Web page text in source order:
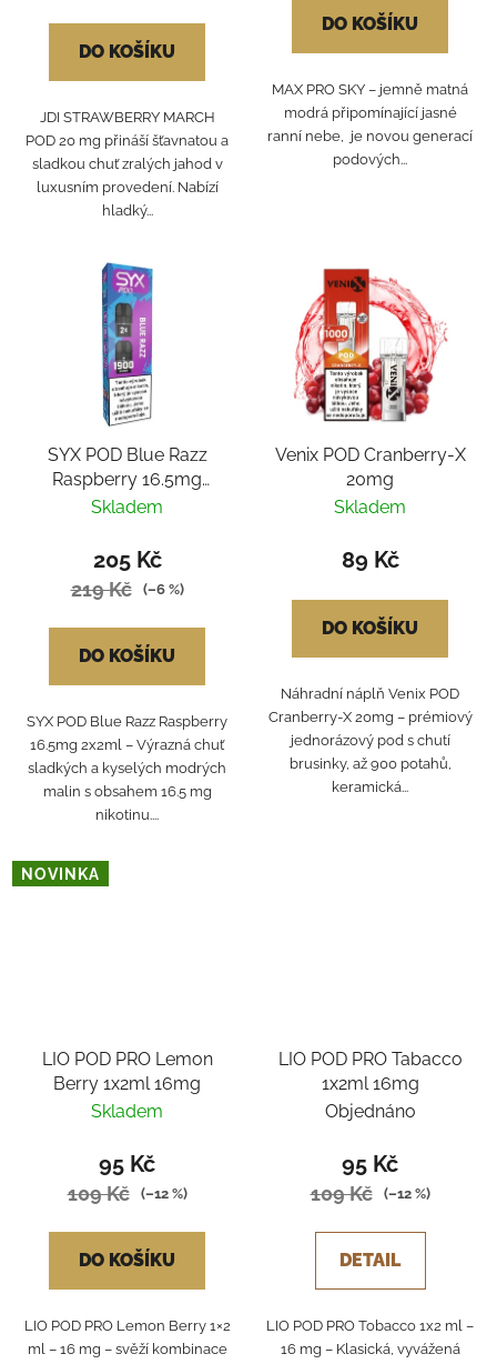
DO KOŠÍKU
JDI STRAWBERRY MARCH
POD 20 mg přináší šťavnatou a
sladkou chuť zralých jahod v
luxusním provedení. Nabízí
hladký...
DO KOŠÍKU
MAX PRO SKY – jemně matná
modrá připomínající jasné
ranní nebe, je novou generací
podových...
SYX POD Blue Razz
Raspberry 16.5mg
2x2ml
Skladem
205 Kč
219 Kč (–6 %)
DO KOŠÍKU
SYX POD Blue Razz Raspberry
16.5mg 2x2ml – Výrazná chuť
sladkých a kyselých modrých
malin s obsahem 16.5 mg
nikotinu....
Venix POD Cranberry-X
20mg
Skladem
89 Kč
DO KOŠÍKU
Náhradní náplň Venix POD
Cranberry-X 20mg – prémiový
jednorázový pod s chutí
brusinky, až 900 potahů,
keramická...
NOVINKA
LIO POD PRO Lemon
Berry 1x2ml 16mg
Skladem
95 Kč
109 Kč (–12 %)
DO KOŠÍKU
LIO POD PRO Lemon Berry 1×2
ml – 16 mg – svěží kombinace
LIO POD PRO Tabacco
1x2ml 16mg
Objednáno
95 Kč
109 Kč (–12 %)
DETAIL
LIO POD PRO Tobacco 1x2 ml –
16 mg – Klasická, vyvážená